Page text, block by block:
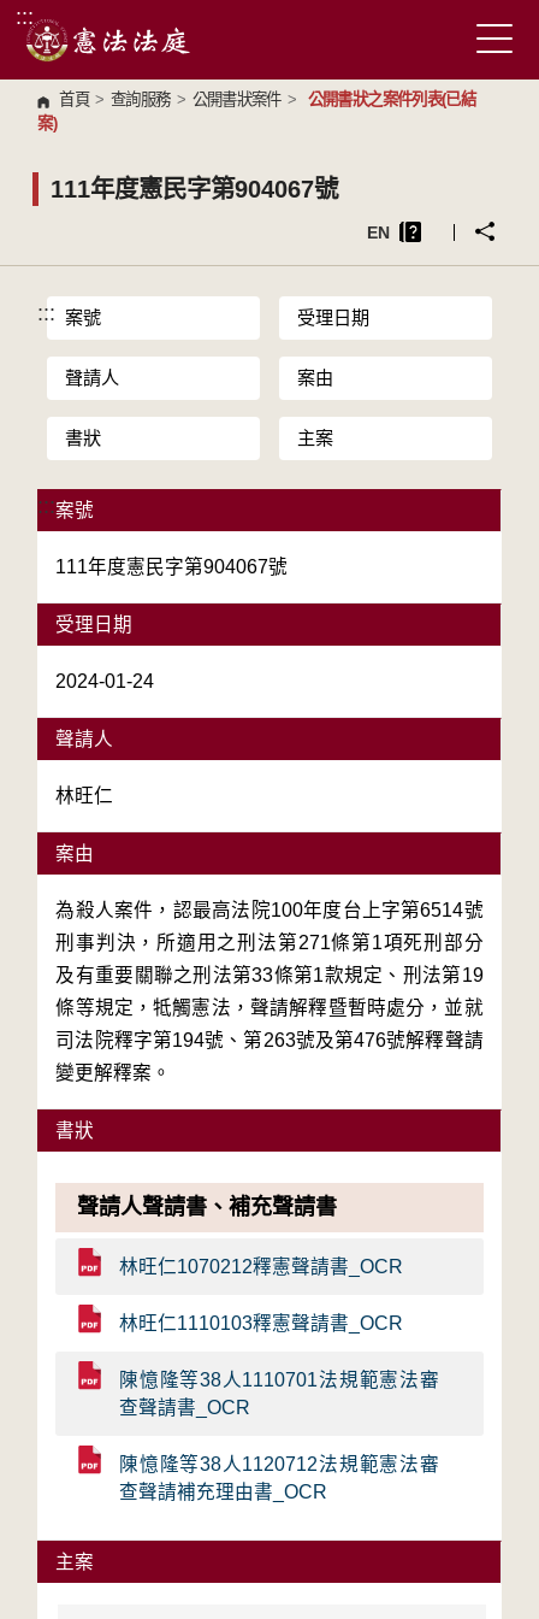
跳到主要內容區塊
:::
首頁 > 查詢服務 > 公開書狀案件 >
公開書狀之案件列表(已結
案)
111年度憲民字第904067號
EN
::: 案號 受理日期
聲請人 案由
書狀 主案
:::案號
111年度憲民字第904067號
受理日期
2024-01-24
聲請人
林旺仁
案由
為殺人案件，認最高法院100年度台上字第6514號
刑事判決，所適用之刑法第271條第1項死刑部分
及有重要關聯之刑法第33條第1款規定、刑法第19
條等規定，牴觸憲法，聲請解釋暨暫時處分，並就
司法院釋字第194號、第263號及第476號解釋聲請
變更解釋案。
書狀
聲請人聲請書、補充聲請書
林旺仁1070212釋憲聲請書_OCR
林旺仁1110103釋憲聲請書_OCR
陳憶隆等38人1110701法規範憲法審
查聲請書_OCR
陳憶隆等38人1120712法規範憲法審
查聲請補充理由書_OCR
主案